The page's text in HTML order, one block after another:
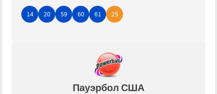
14 20 59 60 61 25
Пауэрбол США